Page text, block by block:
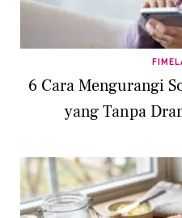
6 Cara Mengurangi
yang Tanpa